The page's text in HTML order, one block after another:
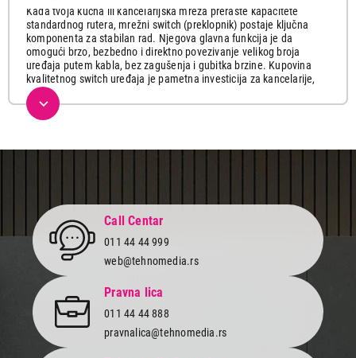
Kada tvoja kućna ili kancelarijska mreža preraste kapacitete
standardnog rutera, mrežni switch (preklopnik) postaje ključna
komponenta za stabilan rad. Njegova glavna funkcija je da
omogući brzo, bezbedno i direktno povezivanje velikog broja
uređaja putem kabla, bez zagušenja i gubitka brzine. Kupovina
kvalitetnog switch uređaja je pametna investicija za kancelarije,
pametne domove, gejmere i sve koji žele maksimalno pouzdan
žični prenos podataka bez ikakvih zastoja.
Kako izabrati idealan switch uređaj za
tvoje potrebe?
Pronalazak pravog mrežnog preklopnika prvenstveno zavisi od
broja uređaja koje planiraš da povežeš kablom, brzine prenosa
podataka koja ti je potrebna, kao i nivoa kontrole nad mrežom koji
želiš da imaš.
U našoj ponudi možeš pronaći modele sa različitim brojem portova
Call Centar
011 44 44 999
web@tehnomedia.rs
Pravna lica
011 44 44 888
pravnalica@tehnomedia.rs